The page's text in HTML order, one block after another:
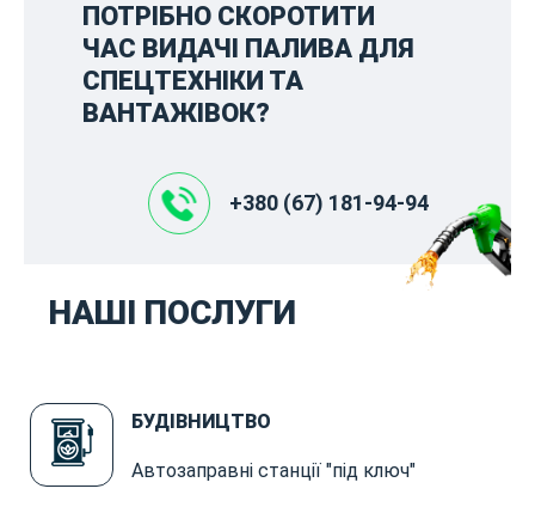
ПОТРІБНО СКОРОТИТИ
ЧАС ВИДАЧІ ПАЛИВА ДЛЯ
СПЕЦТЕХНІКИ ТА
ВАНТАЖІВОК?
+380 (67) 181-94-94
НАШІ ПОСЛУГИ
БУДІВНИЦТВО
Автозаправні станції "під ключ"